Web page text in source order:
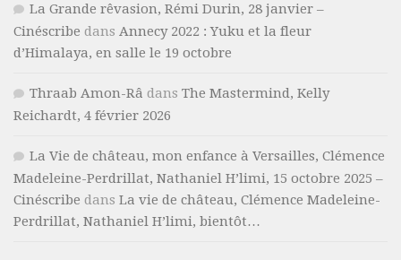
La Grande rêvasion, Rémi Durin, 28 janvier –
Cinéscribe dans Annecy 2022 : Yuku et la fleur
d’Himalaya, en salle le 19 octobre
Thraab Amon-Râ dans The Mastermind, Kelly
Reichardt, 4 février 2026
La Vie de château, mon enfance à Versailles, Clémence
Madeleine-Perdrillat, Nathaniel H’limi, 15 octobre 2025 –
Cinéscribe dans La vie de château, Clémence Madeleine-
Perdrillat, Nathaniel H’limi, bientôt…